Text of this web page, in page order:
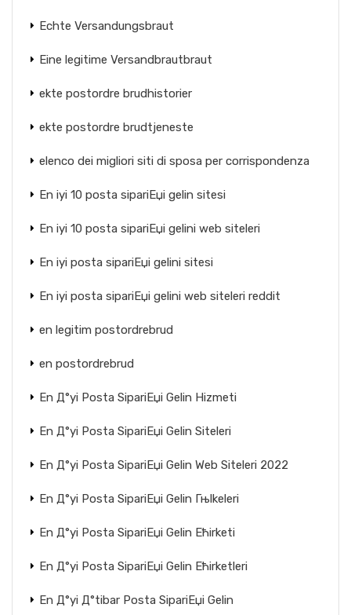
Echte Versandungsbraut
Eine legitime Versandbrautbraut
ekte postordre brudhistorier
ekte postordre brudtjeneste
elenco dei migliori siti di sposa per corrispondenza
En iyi 10 posta sipariЕџi gelin sitesi
En iyi 10 posta sipariЕџi gelini web siteleri
En iyi posta sipariЕџi gelini sitesi
En iyi posta sipariЕџi gelini web siteleri reddit
en legitim postordrebrud
en postordrebrud
En Д°yi Posta SipariЕџi Gelin Hizmeti
En Д°yi Posta SipariЕџi Gelin Siteleri
En Д°yi Posta SipariЕџi Gelin Web Siteleri 2022
En Д°yi Posta SipariЕџi Gelin Гњlkeleri
En Д°yi Posta SipariЕџi Gelin Ећirketi
En Д°yi Posta SipariЕџi Gelin Ећirketleri
En Д°yi Д°tibar Posta SipariЕџi Gelin